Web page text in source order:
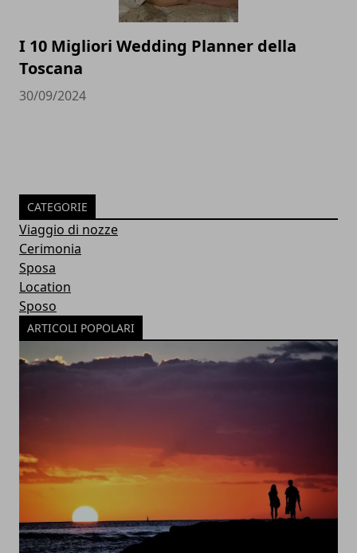
I 10 Migliori Wedding Planner della
Toscana
30/09/2024
CATEGORIE
Viaggio di nozze
Cerimonia
Sposa
Location
Sposo
ARTICOLI POPOLARI